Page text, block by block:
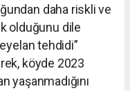
daha riskli ve
olduğunu dile
tehdidi”
köyde 2023
yaşanmadığını